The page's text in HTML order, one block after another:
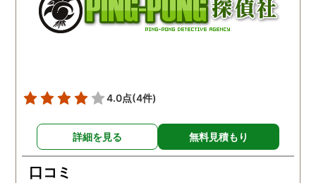
承し私たちは結婚しまし
た。これに懲りたようで、
子供を信じて欲しかったで
肴になっています。
役に立ちますね。
4.0点(4件)
詳細を見る 無料見積もり
口コミ